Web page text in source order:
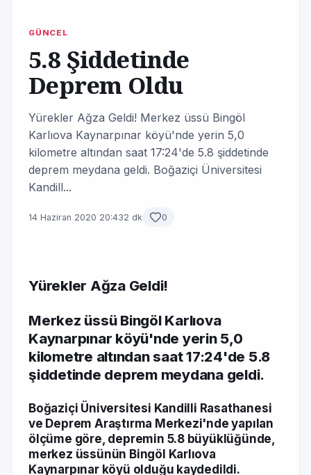
GÜNCEL
5.8 Şiddetinde
Deprem Oldu
Yürekler Ağza Geldi! Merkez üssü Bingöl
Karlıova Kaynarpınar köyü'nde yerin 5,0
kilometre altından saat 17:24'de 5.8 şiddetinde
deprem meydana geldi. Boğaziçi Üniversitesi
Kandill...
14 Haziran 2020 20:432 dk 0
Yürekler Ağza Geldi!
Merkez üssü Bingöl Karlıova
Kaynarpınar köyü'nde yerin 5,0
kilometre altından saat 17:24'de 5.8
şiddetinde deprem meydana geldi.
Boğaziçi Üniversitesi Kandilli Rasathanesi
ve Deprem Araştırma Merkezi'nde yapılan
ölçüme göre, depremin 5.8 büyüklüğünde,
merkez üssünün Bingöl Karlıova
Kaynarpınar köyü olduğu kaydedildi.